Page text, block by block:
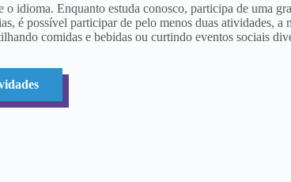
Enquanto estuda conosco, participa de uma
é possível participar de pelo menos duas atividades,
comidas e bebidas ou curtindo eventos sociais